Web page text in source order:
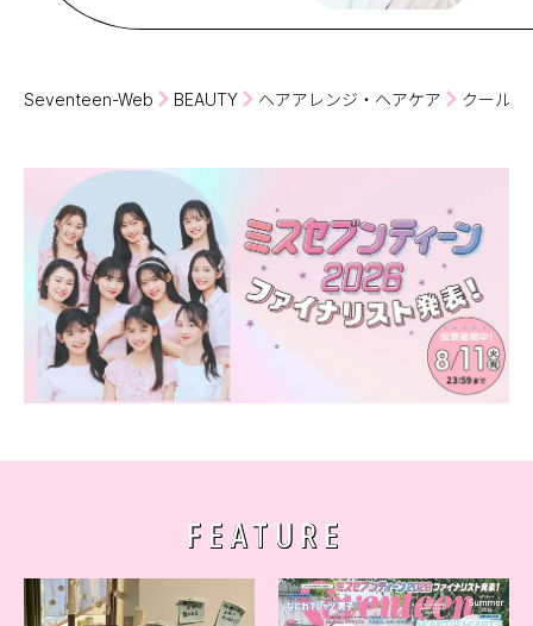
Seventeen-Web BEAUTY ヘアアレンジ・ヘアケア クール
FEATURE